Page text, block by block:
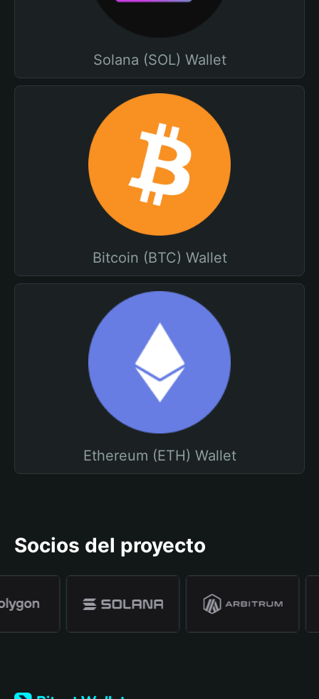
Solana (SOL) Wallet
Bitcoin (BTC) Wallet
Ethereum (ETH) Wallet
Socios del proyecto